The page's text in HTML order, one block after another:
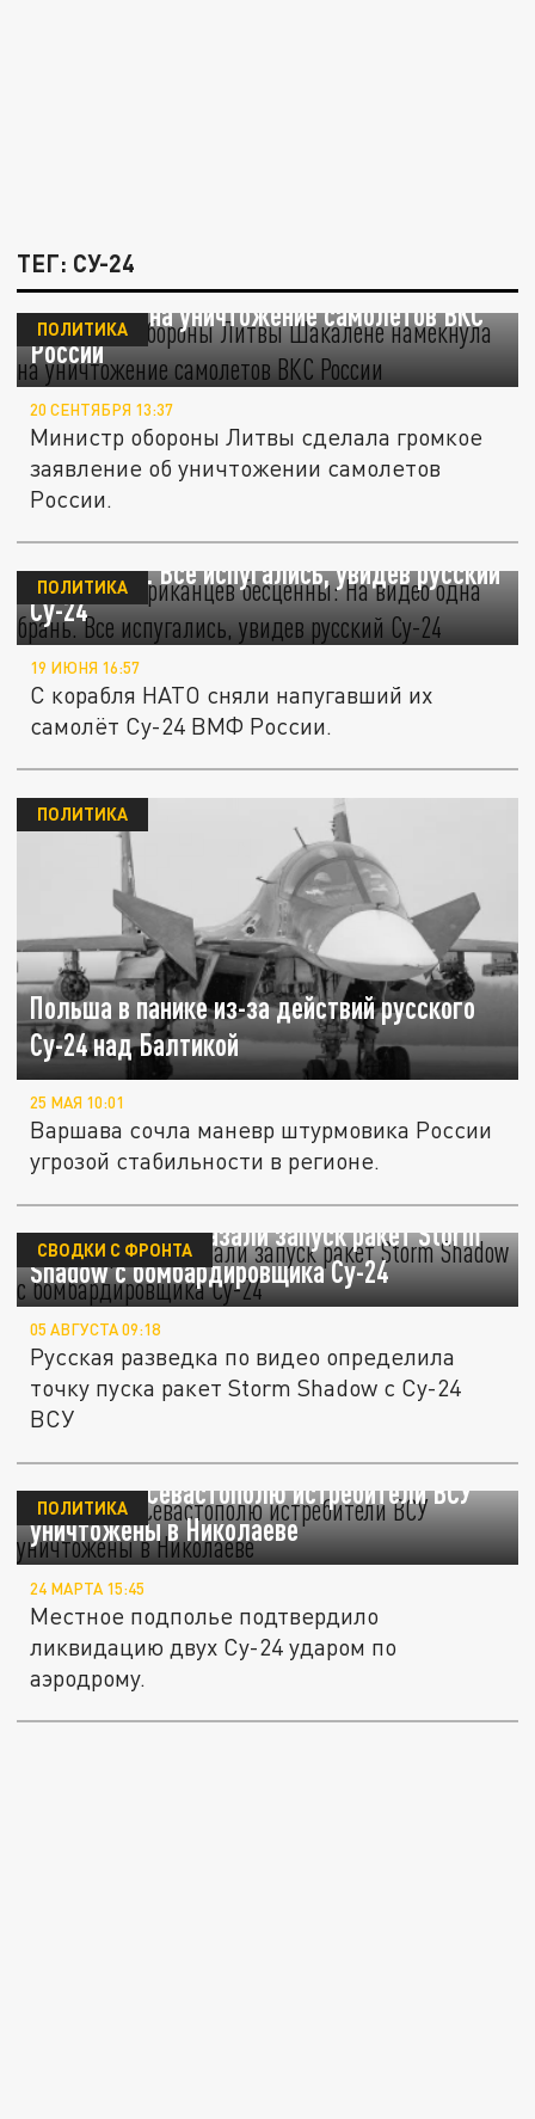
ТЕГ: СУ-24
Глава Минобороны Литвы Шакалене
намекнула на уничтожение самолетов ВКС
России
ПОЛИТИКА
20 СЕНТЯБРЯ 13:37
Министр обороны Литвы сделала громкое
заявление об уничтожении самолетов
России.
Эмоции американцев бесценны: На видео
одна брань. Все испугались, увидев русский
Су-24
ПОЛИТИКА
19 ИЮНЯ 16:57
С корабля НАТО сняли напугавший их
самолёт Су-24 ВМФ России.
Польша в панике из-за действий русского
Су-24 над Балтикой
ПОЛИТИКА
25 МАЯ 10:01
Варшава сочла маневр штурмовика России
угрозой стабильности в регионе.
ВСУ впервые показали запуск ракет Storm
Shadow с бомбардировщика Су-24
СВОДКИ С ФРОНТА
05 АВГУСТА 09:18
Русская разведка по видео определила
точку пуска ракет Storm Shadow с Су-24
ВСУ
Бившие по Севастополю истребители ВСУ
уничтожены в Николаеве
ПОЛИТИКА
24 МАРТА 15:45
Местное подполье подтвердило
ликвидацию двух Су-24 ударом по
аэродрому.